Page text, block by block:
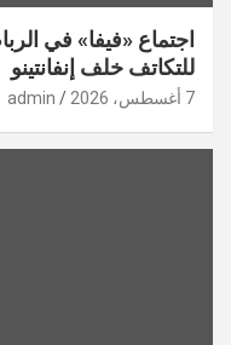
اجتماع «فيفا» في
للتكاتف خلف إنفانتينو
7 أغسطس، 2026 admin